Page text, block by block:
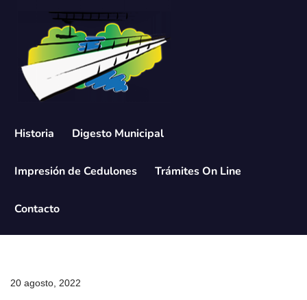
contenido
Historia Digesto Municipal
Impresión de Cedulones Trámites On Line
Contacto
20 agosto, 2022